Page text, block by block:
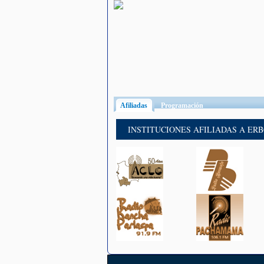
Afiliadas (solapa activa)
Programación
INSTITUCIONES AFILIADAS A